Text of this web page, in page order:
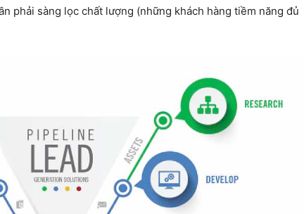
phải sàng lọc chất lượng (những khách hàng tiềm năng đủ